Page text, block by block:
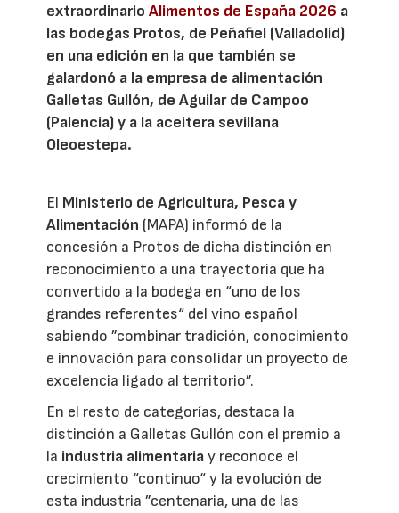
extraordinarioAlimentos de España 2026 a
las bodegas Protos, de Peñafiel (Valladolid)
en una edición en la que también se
galardonó a la empresa de alimentación
Galletas Gullón, de Aguilar de Campoo
(Palencia) y a la aceitera sevillana
Oleoestepa.
El Ministerio de Agricultura, Pesca y
Alimentación (MAPA) informó de la
concesión a Protos de dicha distinción en
reconocimiento a una trayectoria que ha
convertido a la bodega en “uno de los
grandes referentes“ del vino español
sabiendo ”combinar tradición, conocimiento
e innovación para consolidar un proyecto de
excelencia ligado al territorio”.
En el resto de categorías, destaca la
distinción a Galletas Gullón con el premio a
la industria alimentariay reconoce el
crecimiento “continuo“ y la evolución de
esta industria ”centenaria, una de las